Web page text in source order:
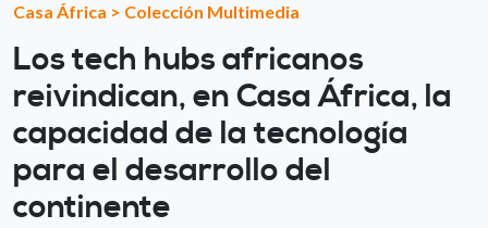
Casa África > Colección Multimedia
Los tech hubs africanos
reivindican, en Casa África, la
capacidad de la tecnología
para el desarrollo del
continente